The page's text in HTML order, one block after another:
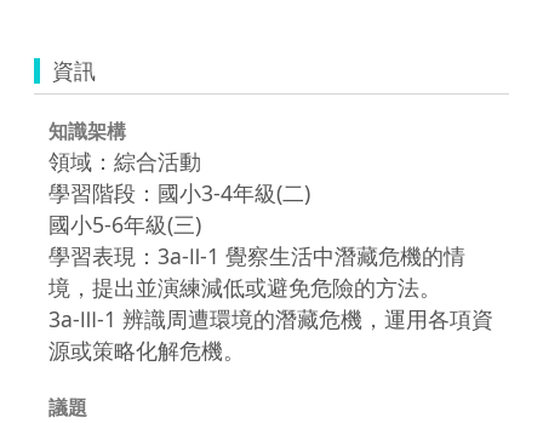
資訊
知識架構
領域：綜合活動
學習階段：國小3-4年級(二)
國小5-6年級(三)
學習表現：3a-Ⅱ-1 覺察生活中潛藏危機的情
境，提出並演練減低或避免危險的方法。
3a-Ⅲ-1 辨識周遭環境的潛藏危機，運用各項資
源或策略化解危機。
議題